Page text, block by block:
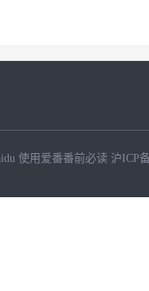
使用爱番番前必读 沪ICP